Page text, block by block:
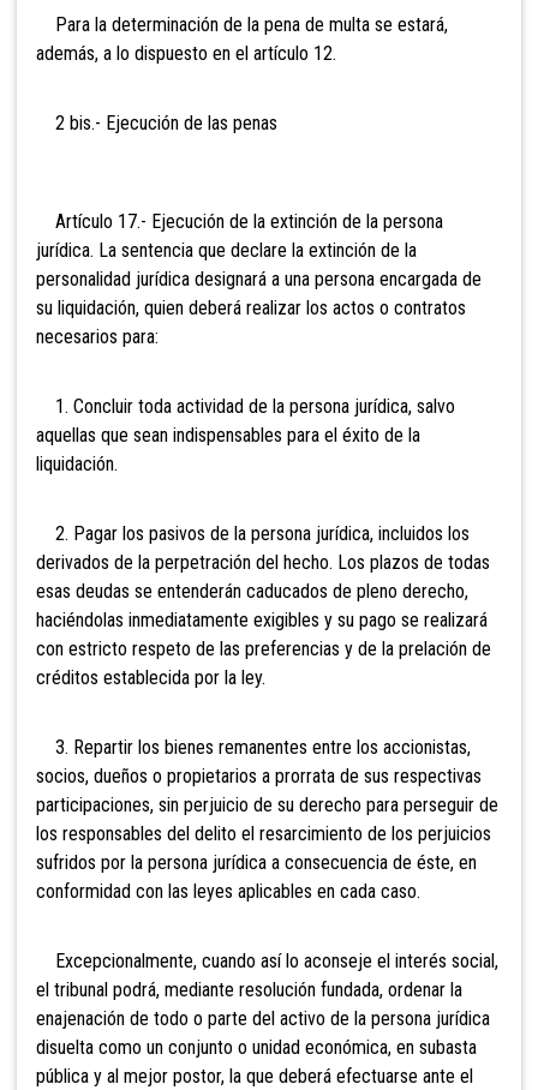
Para la determinación de la pena de multa se estará,
además, a lo dispuesto en el artículo 12.
2 bis.- Ejecución de las penas
Artículo 17.- Ejecución de la extinción de la persona
jurídica. La sentencia que declare la extinción de la
personalidad jurídica designará a una persona encargada de
su liquidación, quien deberá realizar los actos o contratos
necesarios para:
1. Concluir toda actividad de la persona jurídica, salvo
aquellas que sean indispensables para el éxito de la
liquidación.
2. Pagar los pasivos de la persona jurídica, incluidos los
derivados de la perpetración del hecho. Los plazos de todas
esas deudas se entenderán caducados de pleno derecho,
haciéndolas inmediatamente exigibles y su pago se realizará
con estricto respeto de las preferencias y de la prelación de
créditos establecida por la ley.
3. Repartir los bienes remanentes entre los accionistas,
socios, dueños o propietarios a prorrata de sus respectivas
participaciones, sin perjuicio de su derecho para perseguir de
los responsables del delito el resarcimiento de los perjuicios
sufridos por la persona jurídica a consecuencia de éste, en
conformidad con las leyes aplicables en cada caso.
Excepcionalmente, cuando así lo aconseje el interés social,
el tribunal podrá, mediante resolución fundada, ordenar la
enajenación de todo o parte del activo de la persona jurídica
disuelta como un conjunto o unidad económica, en subasta
pública y al mejor postor, la que deberá efectuarse ante el